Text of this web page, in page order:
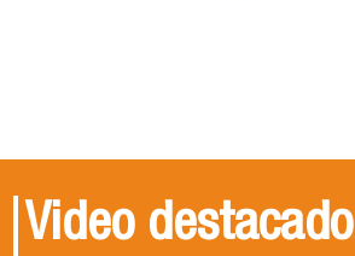
Video destacado